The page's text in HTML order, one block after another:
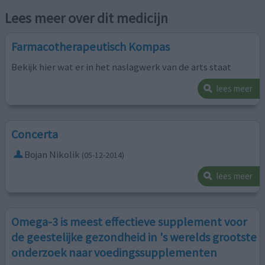
Lees meer over dit medicijn
Farmacotherapeutisch Kompas
Bekijk hier wat er in het naslagwerk van de arts staat
lees meer
Concerta
Bojan Nikolik (05-12-2014)
lees meer
Omega-3 is meest effectieve supplement voor
de geestelijke gezondheid in 's werelds grootste
onderzoek naar voedingssupplementen